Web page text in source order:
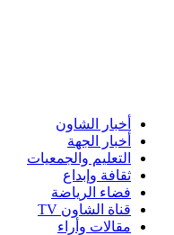
أخبار الشاون
أخبار الجهة
التعليم والجمعيات
ثقافة وإبداع
فضاء الرياضة
قناة الشاون TV
مقالات وأراء